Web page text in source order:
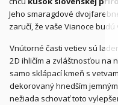
Jeho smaragdové
zaručí, že vaše Vianoce
Vnútorné časti vetiev sú
2D ihličím a zvláštnosťou na
samo sklápací kmeň s
dekorovaný hnedším
nežiada schovať toto